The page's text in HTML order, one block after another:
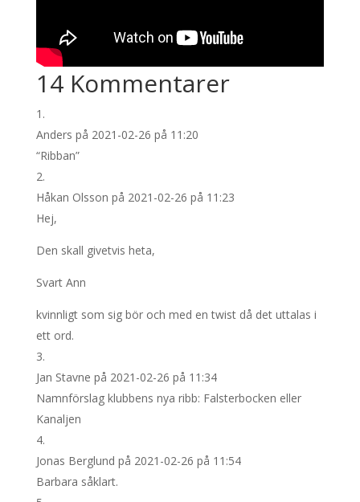
14 Kommentarer
Anders på 2021-02-26 på 11:20
“Ribban”
Håkan Olsson på 2021-02-26 på 11:23
Hej,
Den skall givetvis heta,
Svart Ann
kvinnligt som sig bör och med en twist då det uttalas i
ett ord.
Jan Stavne på 2021-02-26 på 11:34
Namnförslag klubbens nya ribb: Falsterbocken eller
Kanaljen
Jonas Berglund på 2021-02-26 på 11:54
Barbara såklart.